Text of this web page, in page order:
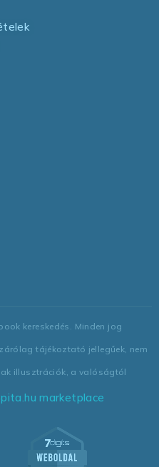
kereskedés. Minden jog
tájékoztató jellegűek, nem
illusztrációk, a valóságtól
marketplace